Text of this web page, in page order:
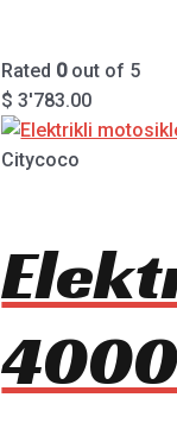
Rated 0out of 5
$ 3'783.00
Citycoco